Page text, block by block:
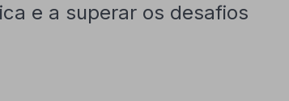
e a superar os desafios